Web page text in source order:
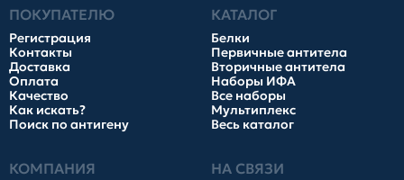
ПОКУПАТЕЛЮ
Регистрация
Контакты
Доставка
Оплата
Качество
Как искать?
Поиск по антигену
КАТАЛОГ
Белки
Первичные антитела
Вторичные антитела
Наборы ИФА
Все наборы
Мультиплекс
Весь каталог
КОМПАНИЯ НА СВЯЗИ